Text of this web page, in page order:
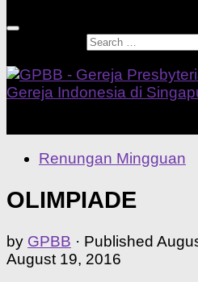
Renungan Mingguan
OLIMPIADE
by GPBB · Published
August 19, 2016